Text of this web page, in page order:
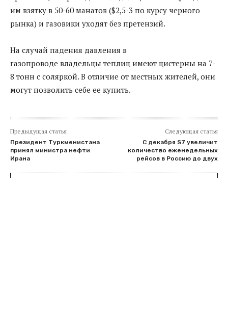
им взятку в 50-60 манатов ($2,5-3 по курсу черного
рынка) и газовики уходят без претензий.
На случай падения давления в
газопроводе владельцы теплиц имеют цистерны на 7-
8 тонн с соляркой. В отличие от местных жителей, они
могут позволить себе ее купить.
Предыдущая статья
Президент Туркменистана
принял министра нефти
Ирана
Следующая статья
С декабря S7 увеличит
количество еженедельных
рейсов в Россию до двух